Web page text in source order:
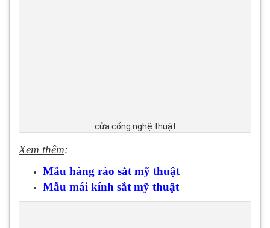
cửa cổng nghệ thuật
Xem thêm:
Mẫu hàng rào sắt mỹ thuật
Mẫu mái kính sắt mỹ thuật